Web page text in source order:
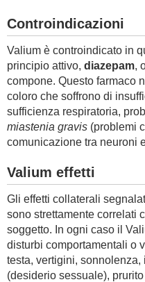
Controindicazioni
Valium è controindicato in
principio attivo, diazepam,
compone. Questo farmaco
coloro che soffrono di
sufficienza respiratoria,
miastenia gravis (problemi
comunicazione tra neuroni
Valium effetti
Gli effetti collaterali
sono strettamente correlati
soggetto. In ogni caso il
disturbi comportamentali o
testa, vertigini,
(desiderio sessuale),